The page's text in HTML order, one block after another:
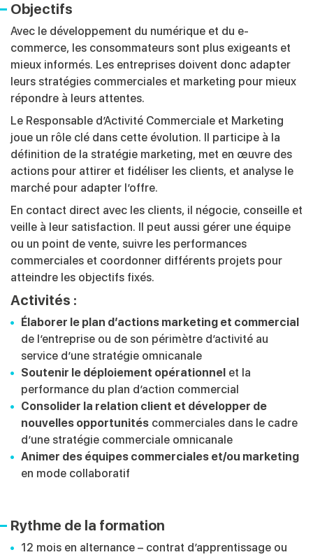
Objectifs
Avec le développement du numérique et du e-
commerce, les consommateurs sont plus exigeants et
mieux informés. Les entreprises doivent donc adapter
leurs stratégies commerciales et marketing pour mieux
répondre à leurs attentes.
Le Responsable d’Activité Commerciale et Marketing
joue un rôle clé dans cette évolution. Il participe à la
définition de la stratégie marketing, met en œuvre des
actions pour attirer et fidéliser les clients, et analyse le
marché pour adapter l’offre.
En contact direct avec les clients, il négocie, conseille et
veille à leur satisfaction. Il peut aussi gérer une équipe
ou un point de vente, suivre les performances
commerciales et coordonner différents projets pour
atteindre les objectifs fixés.
Activités :
Élaborer le plan d’actions marketing et commercial
de l’entreprise ou de son périmètre d’activité au
service d’une stratégie omnicanale
Soutenir le déploiement opérationnel et la
performance du plan d’action commercial
Consolider la relation client et développer de
nouvelles opportunités commerciales dans le cadre
d’une stratégie commerciale omnicanale
Animer des équipes commerciales et/ou marketing
en mode collaboratif
Rythme de la formation
12 mois en alternance – contrat d’apprentissage ou